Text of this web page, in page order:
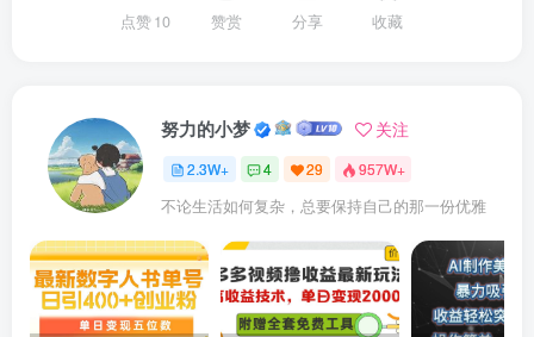
点赞10 赞赏 分享 收藏
努力的小梦 关注
2.3W+ 4 29 957W+
不论生活如何复杂，总要保持自己的那一份优雅